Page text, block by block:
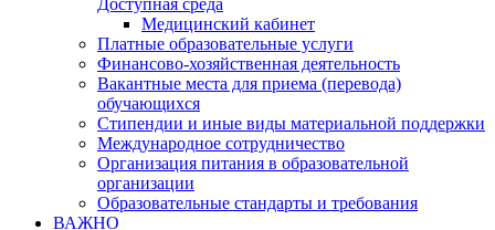
Доступная среда
Медицинский кабинет
Платные образовательные услуги
Финансово-хозяйственная деятельность
Вакантные места для приема (перевода)
обучающихся
Стипендии и иные виды материальной поддержки
Международное сотрудничество
Организация питания в образовательной
организации
Образовательные стандарты и требования
ВАЖНО